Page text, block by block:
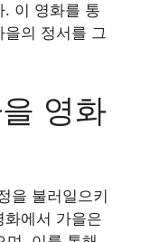
. 이 영화를 통
의 정서를 그
영화
을 불러일으키
에서 가을은